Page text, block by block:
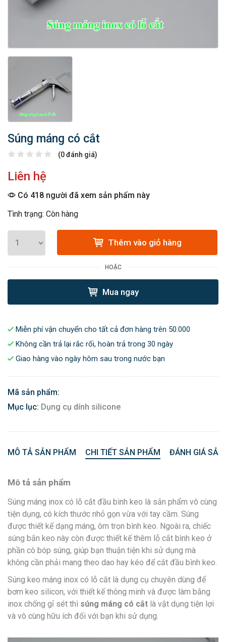
Súng máng có cắt
(0 đánh giá)
Liên hệ
Có 418 người đã xem sản phẩm này
Tình trạng: Còn hàng
Thêm vào giỏ hàng
HOẶC
Mua ngay
Miễn phí vận chuyển cho tất cả đơn hàng trên 50.000
Không cần trả lại rắc rối, hoàn trả trong 30 ngày
Giao hàng vào ngày hôm sau trong nước bạn
Mã sản phẩm:
Mục lục: Dụng cụ dính silicone
MÔ TẢ SẢN PHẨM CHI TIẾT SẢN PHẨM ĐÁNH GIÁ
Mô tả sản phẩm
Súng máng inox có lỗ cắt đầu bình keo là sản phẩm vô cùng
tiện dụng, có kích thước nhỏ gọn vừa với tay cầm. Súng
được thiết kế dạng máng, ôm trọn bình keo. Ngoài ra, chiếc
súng bắn keo này còn được thiết kế thêm lỗ cắt bình keo ở
phần cò bóp súng, giúp bạn thuận tiện khi sử dụng mà
không cần phải mang theo dao hay kéo để cắt đầu bình keo.
Súng keo máng inox có lỗ cắt là dụng cụ chuyên dùng để
bơm keo silicon, với thiết kế thông minh và được làm bằng
inox chống gỉ sét thì súng máng có cắt là vật dụng tiện lợi
và vô cùng hữu ích đối với bạn khi sử dụng.